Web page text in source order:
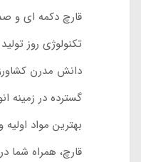
قارچ دکمه ای و
تکنولوژی روز
دانش مدرن
گسترده در زمینه
بهترین مواد
قارچ، همراه شما